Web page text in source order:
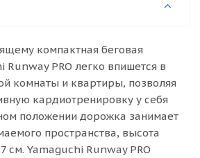
компактная беговая
PRO легко впишется в
комнаты и квартиры, позволяя
кардиотренировку у себя
положении дорожка занимает
пространства, высота
см. Yamaguchi Runway PRO